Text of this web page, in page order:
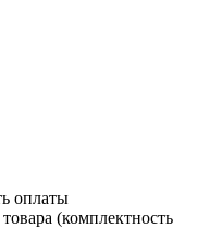
оплаты
(комплектность